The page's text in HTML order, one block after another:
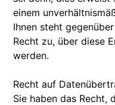
einem
Ihnen steht
Recht zu, über diese
werden.
Recht auf
Sie haben das Recht,